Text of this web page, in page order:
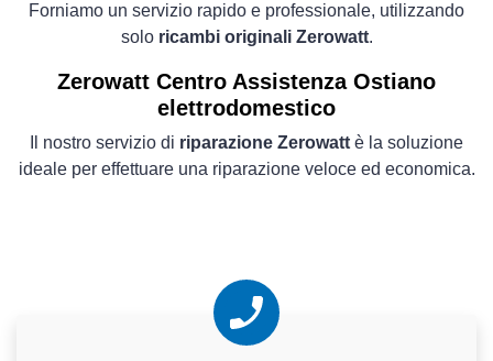
Forniamo un servizio rapido e professionale, utilizzando
solo ricambi originali Zerowatt.
Zerowatt Centro Assistenza Ostiano
elettrodomestico
Il nostro servizio di riparazione Zerowatt è la soluzione
ideale per effettuare una riparazione veloce ed economica.